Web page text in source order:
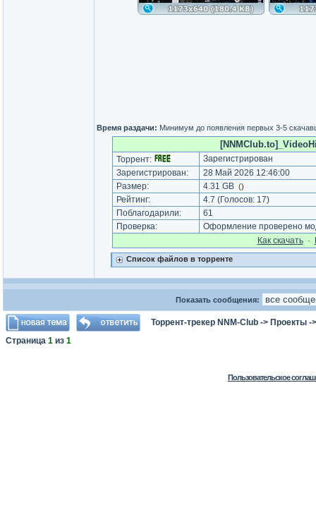
Время раздачи: Минимум до появления первых 3-5
Торрент:
Зарегистрирован
Зарегистрирован:
28 Май 2026 12:46:00
Размер:
4.31 GB ()
Рейтинг: 4.7 (Голосов: 17)
Поблагодарили:
61
Проверка:
Оформление проверено
Как cкачать·
Список файлов в торренте
Показать сообщения:
Торрент-трекер NNM-Club -> Проекты -
Страница 1 из 1
Пользовательское